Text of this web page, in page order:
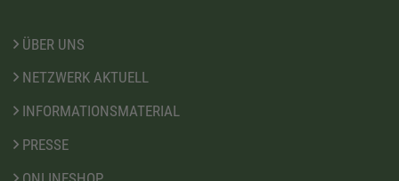
ÜBER UNS
NETZWERK AKTUELL
INFORMATIONSMATERIAL
PRESSE